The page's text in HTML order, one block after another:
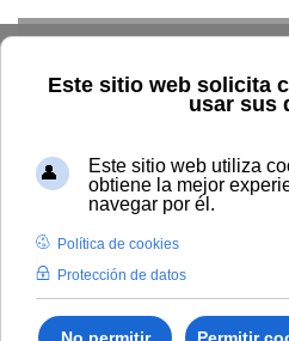
Inicio La UNIA TOUNIA
funcionarios
Movilidad
Movilidad